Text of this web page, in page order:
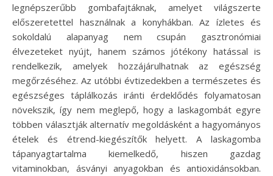
legnépszerűbb gombafajtáknak, amelyet világszerte
előszeretettel használnak a konyhákban. Az ízletes és
sokoldalú alapanyag nem csupán gasztronómiai
élvezeteket nyújt, hanem számos jótékony hatással is
rendelkezik, amelyek hozzájárulhatnak az egészség
megőrzéséhez. Az utóbbi évtizedekben a természetes és
egészséges táplálkozás iránti érdeklődés folyamatosan
növekszik, így nem meglepő, hogy a laskagombát egyre
többen választják alternatív megoldásként a hagyományos
ételek és étrend-kiegészítők helyett. A laskagomba
tápanyagtartalma kiemelkedő, hiszen gazdag
vitaminokban, ásványi anyagokban és antioxidánsokban.